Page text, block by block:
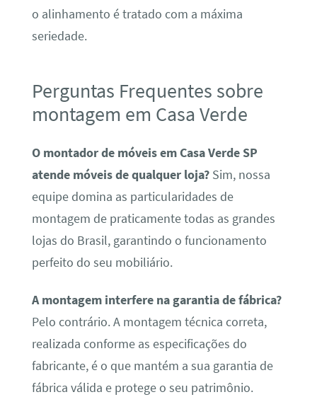
o alinhamento é tratado com a máxima
seriedade.
Perguntas Frequentes sobre
montagem em Casa Verde
O montador de móveis em Casa Verde SP
atende móveis de qualquer loja?Sim, nossa
equipe domina as particularidades de
montagem de praticamente todas as grandes
lojas do Brasil, garantindo o funcionamento
perfeito do seu mobiliário.
A montagem interfere na garantia de fábrica?
Pelo contrário. A montagem técnica correta,
realizada conforme as especificações do
fabricante, é o que mantém a sua garantia de
fábrica válida e protege o seu patrimônio.